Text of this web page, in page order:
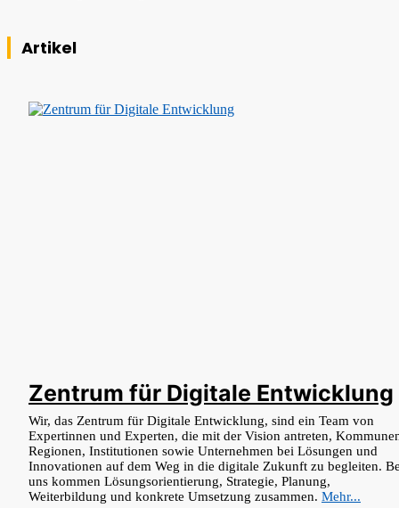
Artikel
Zentrum für Digitale Entwicklung
Wir, das Zentrum für Digitale Entwicklung, sind ein Team von
Expertinnen und Experten, die mit der Vision antreten,
Regionen, Institutionen sowie Unternehmen bei Lösungen und
Innovationen auf dem Weg in die digitale Zukunft zu begleiten.
uns kommen Lösungsorientierung, Strategie, Planung,
Weiterbildung und konkrete Umsetzung zusammen. Mehr...